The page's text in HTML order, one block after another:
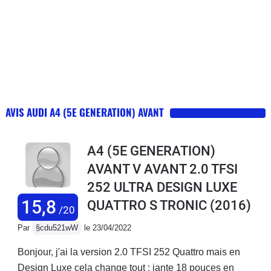
AVIS AUDI A4 (5E GENERATION) AVANT
15,8 /20
A4 (5E GENERATION)
AVANT V AVANT 2.0 TFSI
252 ULTRA DESIGN LUXE
QUATTRO S TRONIC (2016)
Par §cdu521wW le 23/04/2022
Bonjour, j'ai la version 2.0 TFSI 252 Quattro mais en
Design Luxe cela change tout : jante 18 pouces en